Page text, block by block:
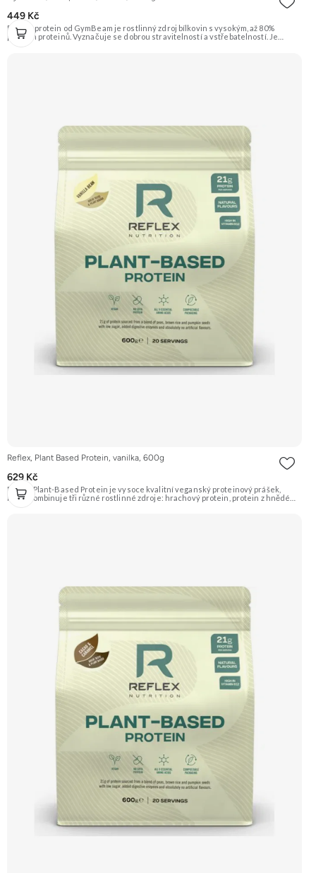
449 Kč
Rýžový protein od GymBeam je rostlinný zdroj bílkovin s vysokým, až 80%
podílem proteinů. Vyznačuje se dobrou stravitelností a vstřebatelností. Je
Reflex, Plant Based Protein, vanilka, 600g
629 Kč
Reflex Plant-Based Protein je vysoce kvalitní veganský proteinový prášek,
který kombinuje tři různé rostlinné zdroje: hrachový protein, protein z hnědé